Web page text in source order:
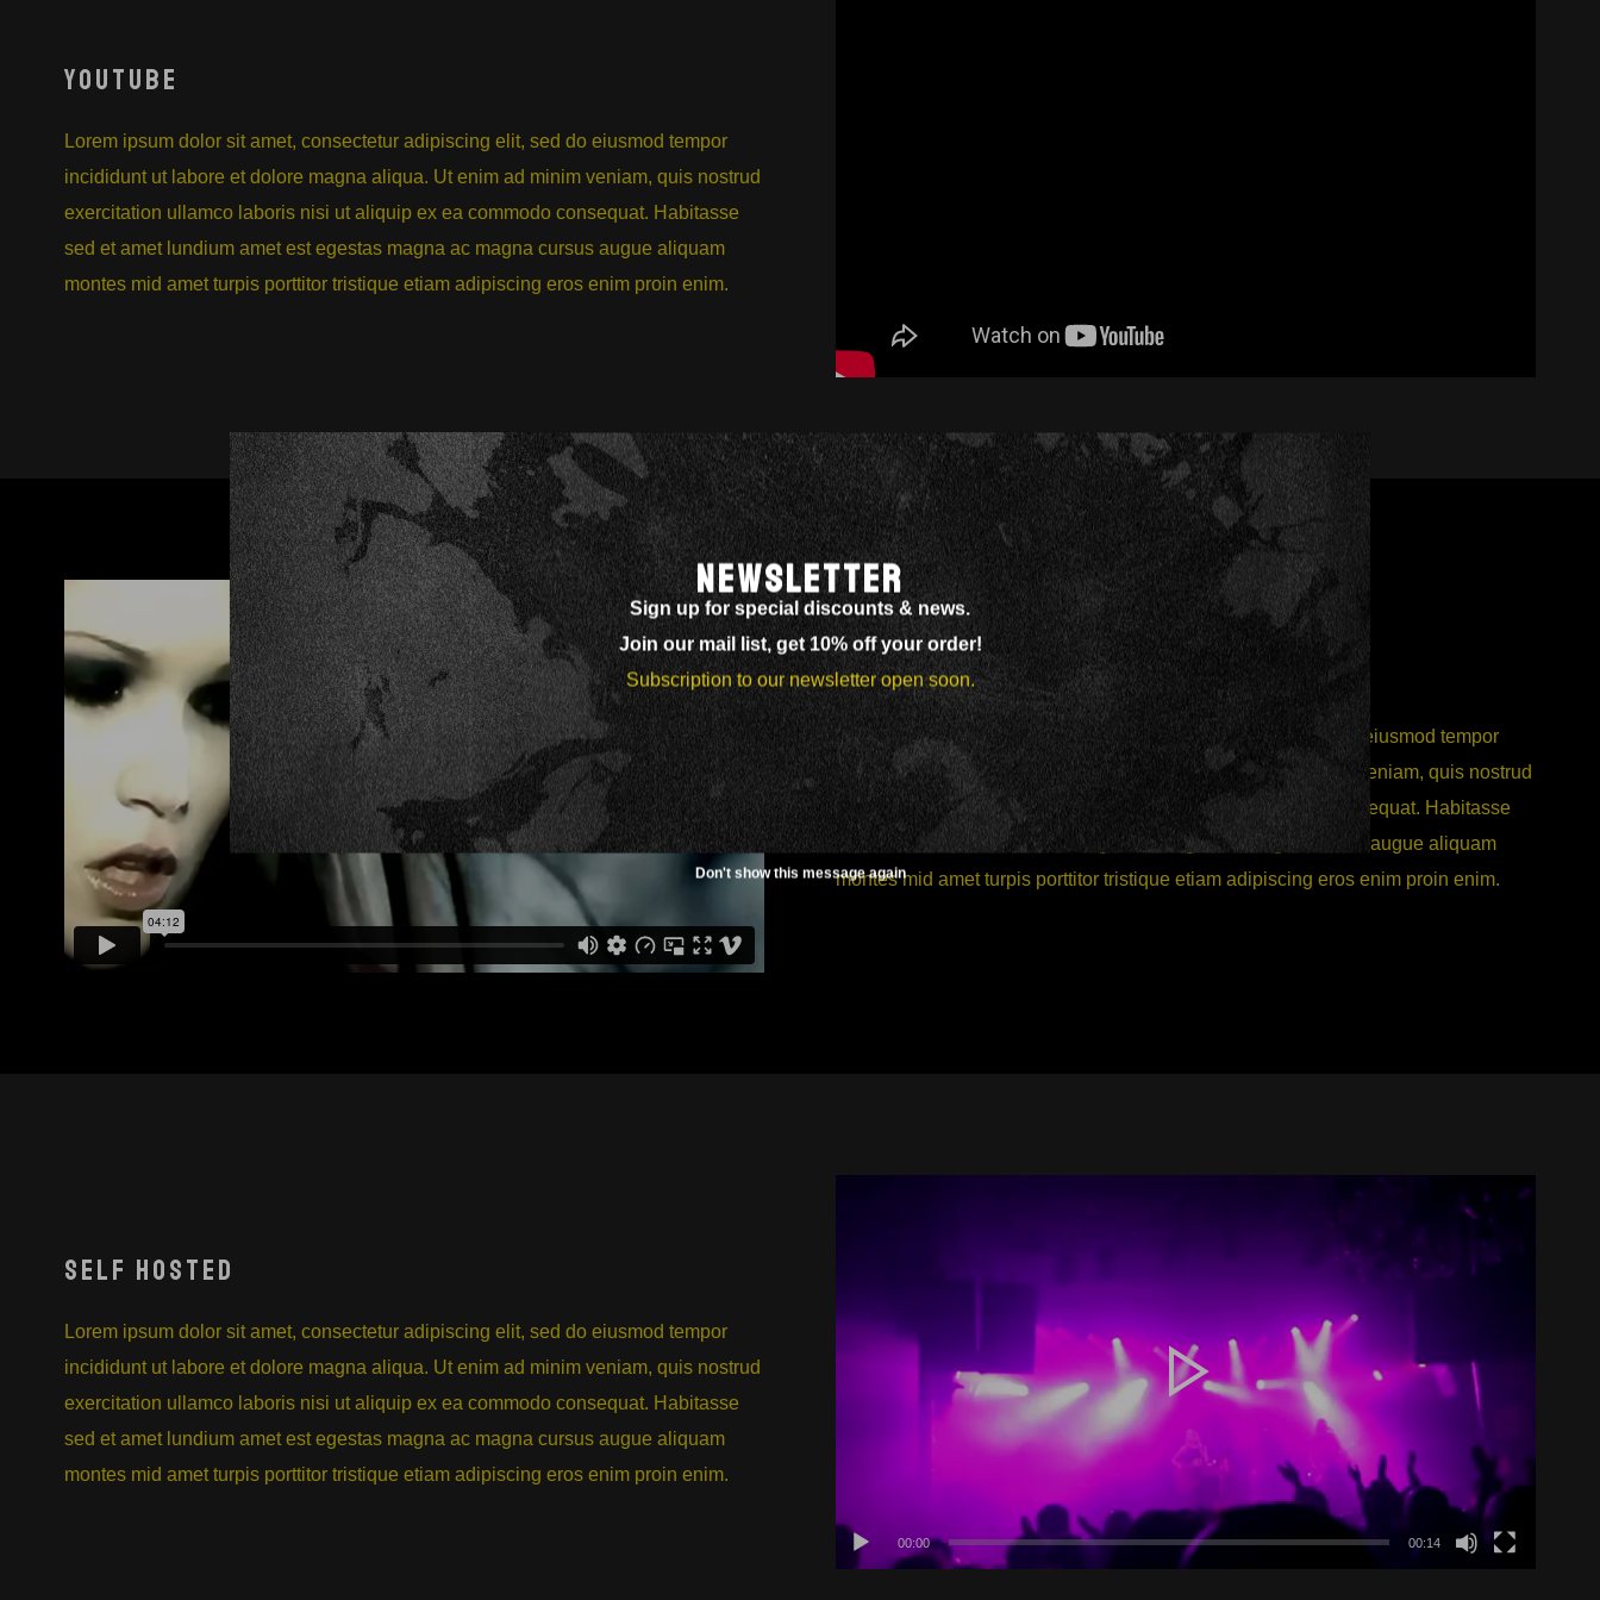
NEWSLETTER
Sign up for special discounts & news.
Join our mail list, get 10% off your order!
Subscription to our newsletter open soon.
Don't show this message again
YOUTUBE
Lorem ipsum dolor sit amet, consectetur adipiscing elit, sed do eiusmod tempor
incididunt ut labore et dolore magna aliqua. Ut enim ad minim veniam, quis nostrud
exercitation ullamco laboris nisi ut aliquip ex ea commodo consequat. Habitasse
sed et amet lundium amet est egestas magna ac magna cursus augue aliquam
montes mid amet turpis porttitor tristique etiam adipiscing eros enim proin enim.
VIMEO
Lorem ipsum dolor sit amet, consectetur adipiscing elit, sed do eiusmod tempor
incididunt ut labore et dolore magna aliqua. Ut enim ad minim veniam, quis nostrud
exercitation ullamco laboris nisi ut aliquip ex ea commodo consequat. Habitasse
sed et amet lundium amet est egestas magna ac magna cursus augue aliquam
montes mid amet turpis porttitor tristique etiam adipiscing eros enim proin enim.
SELF HOSTED
Lorem ipsum dolor sit amet, consectetur adipiscing elit, sed do eiusmod tempor
incididunt ut labore et dolore magna aliqua. Ut enim ad minim veniam, quis nostrud
exercitation ullamco laboris nisi ut aliquip ex ea commodo consequat. Habitasse
sed et amet lundium amet est egestas magna ac magna cursus augue aliquam
montes mid amet turpis porttitor tristique etiam adipiscing eros enim proin enim.
00:00 00:14